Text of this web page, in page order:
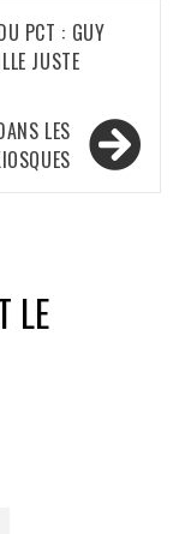
PCT : GUY
JUSTE
LES
LE